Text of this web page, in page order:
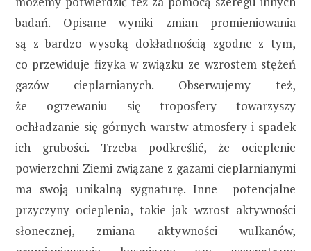
badań. Opisane wyniki zmian promieniowania
są z bardzo wysoką dokładnością zgodne z tym,
co przewiduje fizyka w związku ze wzrostem stężeń
gazów cieplarnianych. Obserwujemy też,
że ogrzewaniu się troposfery towarzyszy
ochładzanie się górnych warstw atmosfery i spadek
ich grubości. Trzeba podkreślić, że ocieplenie
powierzchni Ziemi związane z gazami cieplarnianymi
ma swoją unikalną sygnaturę. Inne potencjalne
przyczyny ocieplenia, takie jak wzrost aktywności
słonecznej, zmiana aktywności wulkanów,